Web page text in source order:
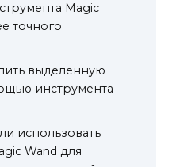
Magic
точного
выделенную
инструмента
использовать
Wand для